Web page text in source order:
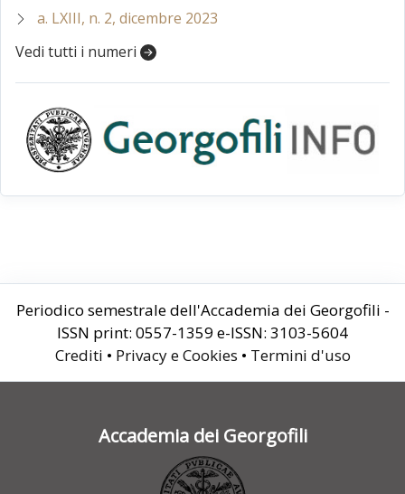
a. LXIII, n. 2, dicembre 2023
Vedi tutti i numeri
Periodico semestrale dell'Accademia dei Georgofili -
ISSN print: 0557-1359 e-ISSN: 3103-5604
Crediti • Privacy e Cookies • Termini d'uso
Accademia dei Georgofili